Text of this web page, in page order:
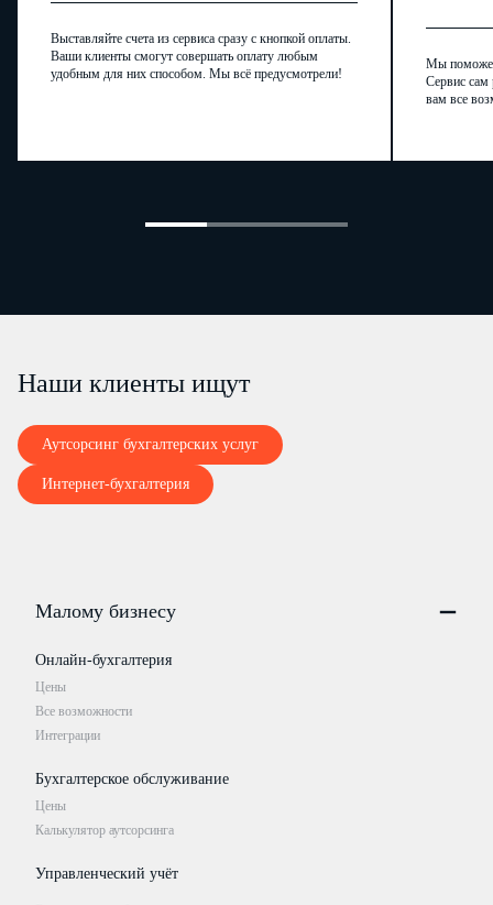
Выставляйте счета из сервиса сразу с кнопкой оплаты.
Ваши клиенты смогут совершать оплату любым
удобным для них способом. Мы всё предусмотрели!
Мы
Сервис сам
вам все
Наши клиенты ищут
Аутсорсинг бухгалтерских услуг
Интернет-бухгалтерия
Малому бизнесу
Онлайн-бухгалтерия
Цены
Все возможности
Интеграции
Бухгалтерское обслуживание
Цены
Калькулятор аутсорсинга
Управленческий учёт